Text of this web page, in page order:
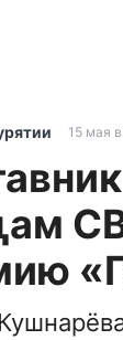
15 мая